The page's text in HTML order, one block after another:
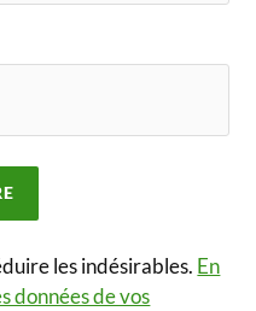
les indésirables. En
données de vos